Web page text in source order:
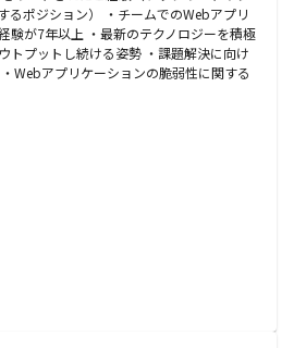
るポジション） ・チームでのWebアプリ
験が7年以上 ・最新のテクノロジーを積極
トプットし続ける姿勢 ・課題解決に向け
Webアプリケーションの脆弱性に関する